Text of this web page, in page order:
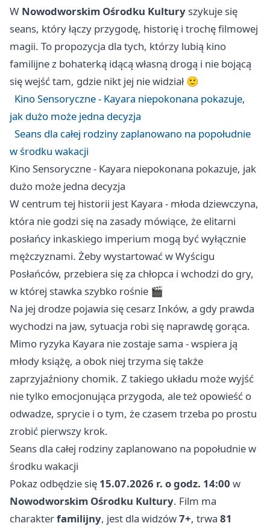
W Nowodworskim Ośrodku Kultury szykuje się
seans, który łączy przygodę, historię i trochę filmowej
magii. To propozycja dla tych, którzy lubią kino
familijne z bohaterką idącą własną drogą i nie bojącą
się wejść tam, gdzie nikt jej nie widział 🙂
Kino Sensoryczne - Kayara niepokonana pokazuje,
jak dużo może jedna decyzja
Seans dla całej rodziny zaplanowano na popołudnie
w środku wakacji
Kino Sensoryczne - Kayara niepokonana pokazuje, jak
dużo może jedna decyzja
W centrum tej historii jest Kayara - młoda dziewczyna,
która nie godzi się na zasady mówiące, że elitarni
posłańcy inkaskiego imperium mogą być wyłącznie
mężczyznami. Żeby wystartować w Wyścigu
Posłańców, przebiera się za chłopca i wchodzi do gry,
w której stawka szybko rośnie 🎬
Na jej drodze pojawia się cesarz Inków, a gdy prawda
wychodzi na jaw, sytuacja robi się naprawdę gorąca.
Mimo ryzyka Kayara nie zostaje sama - wspiera ją
młody książę, a obok niej trzyma się także
zaprzyjaźniony chomik. Z takiego układu może wyjść
nie tylko emocjonująca przygoda, ale też opowieść o
odwadze, sprycie i o tym, że czasem trzeba po prostu
zrobić pierwszy krok.
Seans dla całej rodziny zaplanowano na popołudnie w
środku wakacji
Pokaz odbędzie się 15.07.2026 r. o godz. 14:00 w
Nowodworskim Ośrodku Kultury. Film ma
charakterfamilijny, jest dla widzów7+, trwa 81